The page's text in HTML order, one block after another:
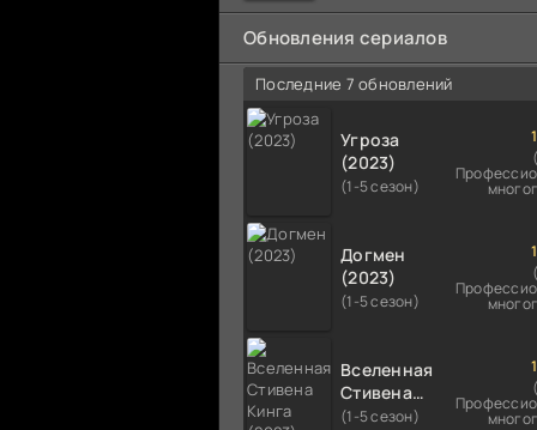
намного
Обновления сериалов
Последние 7 обновлений
Угроза
(2023)
(1-5 сезон)
Догмен
(2023)
(1-5 сезон)
Вселенная
Стивена
Кинга
(1-5 сезон)